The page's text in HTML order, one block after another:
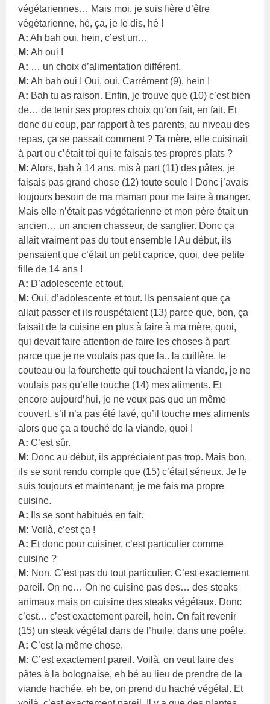
végétariennes… Mais moi, je suis fière d’être
végétarienne, hé, ça, je le dis, hé !
A: Ah bah oui, hein, c’est un…
M: Ah oui !
A: … un choix d’alimentation différent.
M: Ah bah oui ! Oui, oui. Carrément (9), hein !
A: Bah tu as raison. Enfin, je trouve que (10) c’est bien
de… de tenir ses propres choix qu’on fait, en fait. Et
donc du coup, par rapport à tes parents, au niveau des
repas, ça se passait comment ? Ta mère, elle cuisinait
à part ou c’était toi qui te faisais tes propres plats ?
M: Alors, bah à 14 ans, mis à part (11) des pâtes, je
faisais pas grand chose (12) toute seule ! Donc j’avais
toujours besoin de ma maman pour me faire à manger.
Mais elle n’était pas végétarienne et mon père était un
ancien… un ancien chasseur, de sanglier. Donc ça
allait vraiment pas du tout ensemble ! Au début, ils
pensaient que c’était un petit caprice, quoi, dee petite
fille de 14 ans !
A: D’adolescente et tout.
M: Oui, d’adolescente et tout. Ils pensaient que ça
allait passer et ils rouspétaient (13) parce que, bon, ça
faisait de la cuisine en plus à faire à ma mère, quoi,
qui devait faire attention de faire les choses à part
parce que je ne voulais pas que la.. la cuillère, le
couteau ou la fourchette qui touchaient la viande, je ne
voulais pas qu’elle touche (14) mes aliments. Et
encore aujourd’hui, je ne veux pas que un même
couvert, s’il n’a pas été lavé, qu’il touche mes aliments
alors que ça a touché de la viande, quoi !
A: C’est sûr.
M: Donc au début, ils appréciaient pas trop. Mais bon,
ils se sont rendu compte que (15) c’était sérieux. Je le
suis toujours et maintenant, je me fais ma propre
cuisine.
A: Ils se sont habitués en fait.
M: Voilà, c’est ça !
A: Et donc pour cuisiner, c’est particulier comme
cuisine ?
M: Non. C’est pas du tout particulier. C’est exactement
pareil. On ne… On ne cuisine pas des… des steaks
animaux mais on cuisine des steaks végétaux. Donc
c’est… c’est exactement pareil, hein. On fait revenir
(15) un steak végétal dans de l’huile, dans une poêle.
A: C’est la même chose.
M: C’est exactement pareil. Voilà, on veut faire des
pâtes à la bolognaise, eh bé au lieu de prendre de la
viande hachée, eh be, on prend du haché végétal. Et